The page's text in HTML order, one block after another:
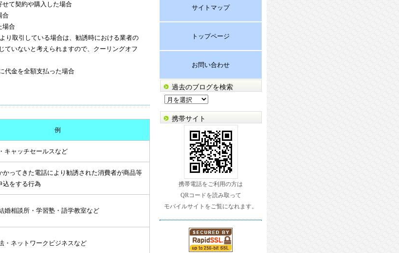
せて契約や購入した場合
合
場合
り取引している場合は、勧誘時における業者の
ていないと考えられますので、クーリングオフ
代金を全額支払った場合
例
キャッチセールスなど
かってきた電話により勧誘された消費者が商品等
込をする行為
婚相談所・学習塾・語学教室など
・ネットワークビジネスなど
サイトマップ
トップページ
お問い合わせ
過去のブログを検索
去
の
携帯サイト
携帯電話をご利用の方は
QRコードを読み取って
モバイルサイトをご覧になれます。